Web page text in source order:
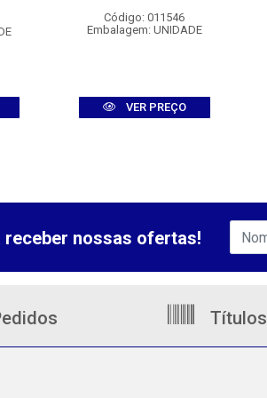
Código: 011546
Embalagem: UNIDADE
VER PREÇO
receber nossas ofertas!
Títulos